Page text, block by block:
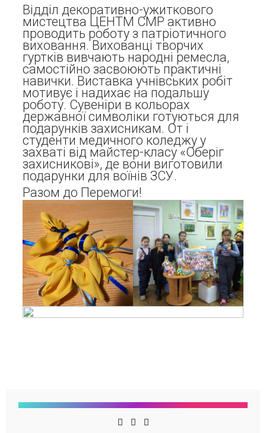
Наші досягнення
Фотоальбоми
Сторінка психолога
Річні звіти
Академічна доброчесність
Програмне забезпечення
Науково-методичні матеріали
Національно-патріотичне виховання
Організаційно-масова робота
Прозорість та відкритість
Фінансова звітність
Стаття 30 Закону України «Про освіту»
Атестація
Енергозбереження
Звернення громадян
Контакти
Відділ декоративно-ужиткового
мистецтва ЦЕНТМ СМР активно
проводить роботу з патріотичного
виховання. Вихованці творчих
гуртків вивчають народні ремесла,
самостійно засвоюють практичні
навички. Виставка учнівських робіт
мотивує і надихає на подальшу
роботу. Сувеніри в кольорах
державної символіки готуються для
подарунків захисникам. От і
студенти медичного коледжу у
захваті від майстер-класу «Оберіг
захисникові», де вони виготовили
подарунки для воїнів ЗСУ.
Разом до Перемоги!